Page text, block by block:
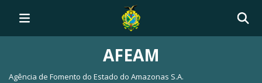
AFEAM
Agência de Fomento do Estado do Amazonas S.A.